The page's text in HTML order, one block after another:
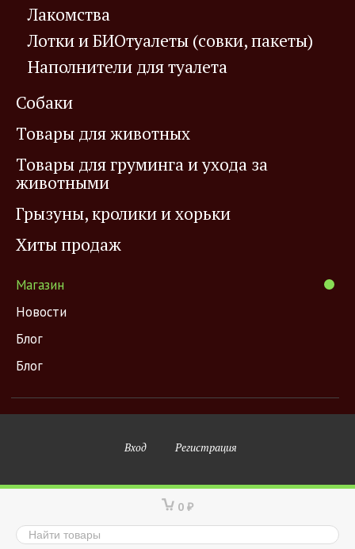
Лакомства
Лотки и БИОтуалеты (совки, пакеты)
Наполнители для туалета
Собаки
Товары для животных
Товары для груминга и ухода за
животными
Грызуны, кролики и хорьки
Хиты продаж
Магазин
Новости
Блог
Блог
Вход Регистрация
0 ₽